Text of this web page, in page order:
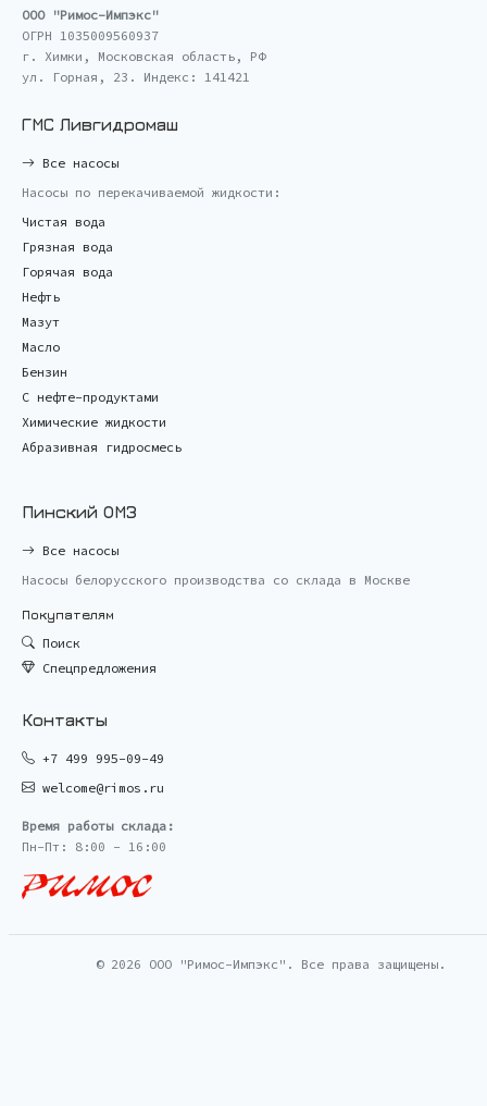
ООО "Римос-Импэкс"
ОГРН 1035009560937
г. Химки, Московская область, РФ
ул. Горная, 23. Индекс: 141421
ГМС Ливгидромаш
Все насосы
Насосы по перекачиваемой жидкости:
Чистая вода
Грязная вода
Горячая вода
Нефть
Мазут
Масло
Бензин
С нефте-продуктами
Химические жидкости
Абразивная гидросмесь
Пинский ОМЗ
Все насосы
Насосы белорусского производства со склада в Москве
Покупателям
Поиск
Спецпредложения
Контакты
+7 499 995-09-49
welcome@rimos.ru
Время работы склада:
Пн-Пт: 8:00 - 16:00
© 2026 ООО "Римос-Импэкс". Все права защищены.